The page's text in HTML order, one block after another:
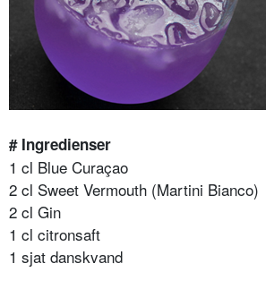
# Ingredienser
1 cl Blue Curaçao
2 cl Sweet Vermouth (Martini Bianco)
2 cl Gin
1 cl citronsaft
1 sjat danskvand